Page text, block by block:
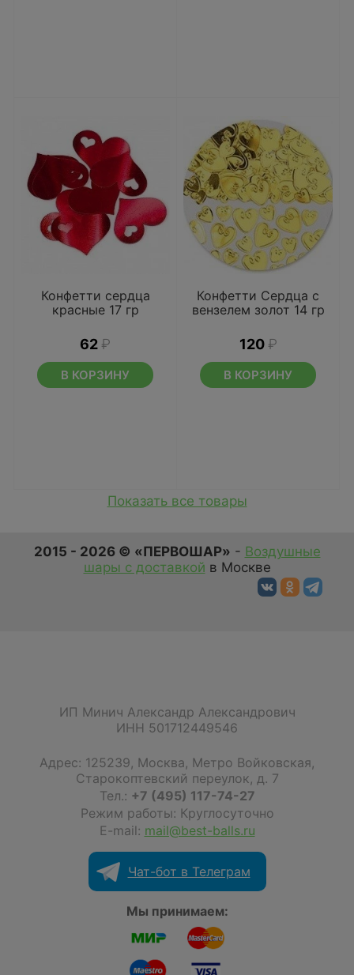
Конфетти сердца
красные 17 гр
62 ₽
В КОРЗИНУ
Конфетти Сердца с
вензелем золот 14 гр
120 ₽
В КОРЗИНУ
Показать все товары
2015 - 2026 © «ПЕРВОШАР» - Воздушные
шары с доставкой в Москве
ИП Минич Александр Александрович
ИНН 501712449546
Адрес: 125239, Москва, Метро Войковская,
Старокоптевский переулок, д. 7
Тел.: +7 (495) 117-74-27
Режим работы: Круглосуточно
E-mail: mail@best-balls.ru
Чат-бот в Телеграм
Мы принимаем: